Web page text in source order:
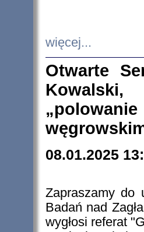
więcej...
Otwarte
08.01.2025
Zapraszamy do
Badań nad
wygłosi referat